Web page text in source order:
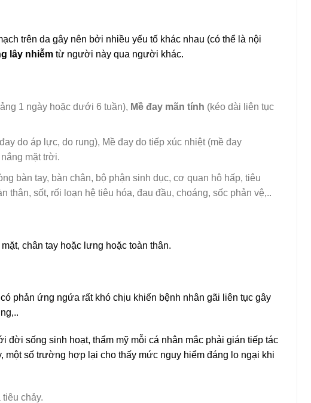
trên da gây nên bởi nhiều yếu tố khác nhau (có thể là nội
lây nhiễm từ người này qua người khác.
1 ngày hoặc dưới 6 tuần), Mề đay mãn tính (kéo dài liên tục
do áp lực, do rung), Mề đay do tiếp xúc nhiệt(mề đay
mặt trời.
bàn tay, bàn chân, bộ phận sinh dục, cơ quan hô hấp, tiêu
thân, sốt, rối loạn hệ tiêu hóa, đau đầu, choáng, sốc phản vệ,..
chân tay hoặc lưng hoặc toàn thân.
phản ứng ngứa rất khó chịu khiến bệnh nhân gãi liên tục gây
sống sinh hoạt, thẩm mỹ mỗi cá nhân mắc phải gián tiếp tác
một số trường hợp lại cho thấy mức nguy hiểm đáng lo ngại khi
chảy.